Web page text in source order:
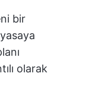
bir
olarak